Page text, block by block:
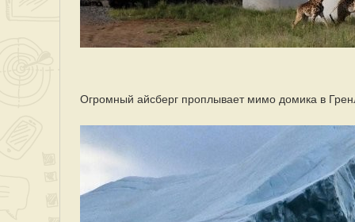
Огромный айсберг проплывает мимо домика в